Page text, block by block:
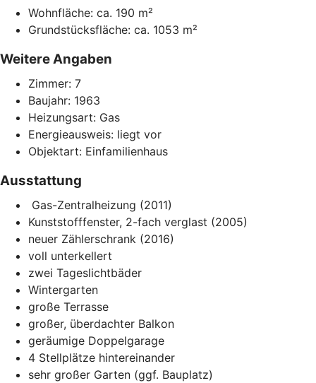
Wohnfläche: ca. 190 m²
Grundstücksfläche: ca. 1053 m²
Weitere Angaben
Zimmer: 7
Baujahr: 1963
Heizungsart: Gas
Energieausweis: liegt vor
Objektart: Einfamilienhaus
Ausstattung
Gas-Zentralheizung (2011)
Kunststofffenster, 2-fach verglast (2005)
neuer Zählerschrank (2016)
voll unterkellert
zwei Tageslichtbäder
Wintergarten
große Terrasse
großer, überdachter Balkon
geräumige Doppelgarage
4 Stellplätze hintereinander
sehr großer Garten (ggf. Bauplatz)